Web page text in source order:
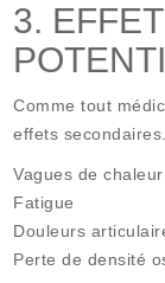
3.
Comme tout
effets
Vagues de chaleur
Fatigue
Douleurs
Perte de densité